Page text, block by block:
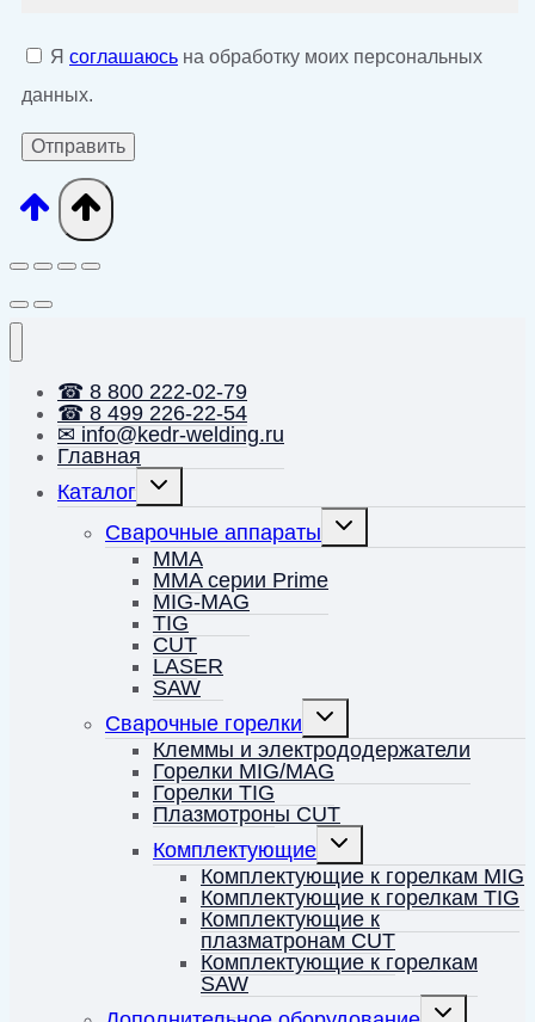
Я соглашаюсь на обработку моих персональных
данных.
☎ 8 800 222-02-79
☎ 8 499 226-22-54
✉ info@kedr-welding.ru
Главная
Каталог
Переключить
Сварочные аппараты
Переключить
MMA
MMA серии Prime
MIG-MAG
TIG
CUT
LASER
SAW
Сварочные горелки
Переключить
меню
Клеммы и электрододержатели
Горелки MIG/MAG
Горелки TIG
Плазмотроны CUT
Комплектующие
Переключить
меню
Комплектующие к горелкам MIG
Комплектующие к горелкам TIG
Комплектующие к
плазматронам CUT
Комплектующие к горелкам
SAW
Переключить